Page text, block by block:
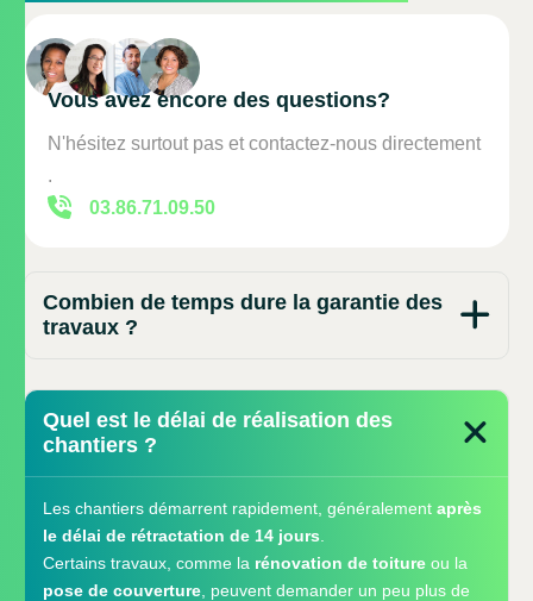
Vous avez encore des questions?
N'hésitez surtout pas et contactez-nous directement
.
03.86.71.09.50
Combien de temps dure la garantie des
travaux ?
Quel est le délai de réalisation des
chantiers ?
Les chantiers démarrent rapidement, généralement après
le délai de rétractation de 14 jours
Certains travaux, comme la rénovation de toiture ou la
pose de couverture , peuvent demander un peu plus de